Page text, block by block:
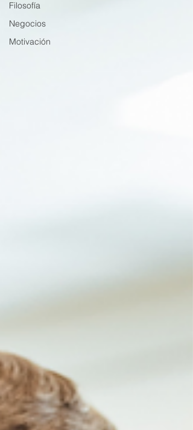
Filosofía
Negocios
Motivación